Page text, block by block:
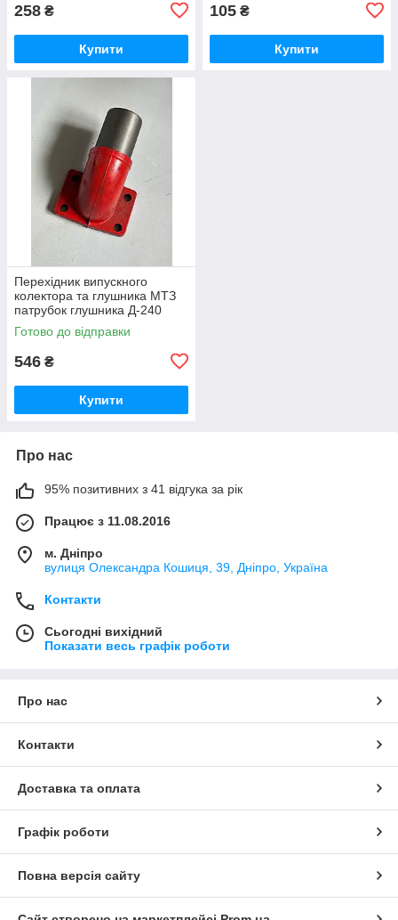
258 ₴
Купити
105 ₴
Купити
Перехідник випускного
колектора та глушника МТЗ
патрубок глушника Д-240
(вир-во Україна) 240-
1008021-Б1 / 240-1008021
Готово до відправки
546 ₴
Купити
Про нас
95% позитивних з 41 відгука за рік
Працює з 11.08.2016
м. Дніпро
вулиця Олександра Кошиця, 39, Дніпро, Україна
Контакти
Сьогодні вихідний
Показати весь графік роботи
Про нас
Контакти
Доставка та оплата
Графік роботи
Повна версія сайту